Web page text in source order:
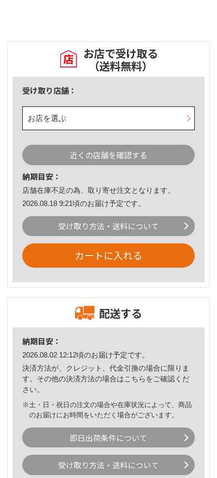
お店で受け取る
（送料無料）
受け取り店舗：
お店を選ぶ
近くの店舗を確認する
納期目安：
店舗在庫不足の為、取り寄せ注文となります。
2026.08.18 9:21頃のお届け予定です。
受け取り方法・送料について
カートに入れる
配送する
納期目安：
2026.08.02 12:12頃のお届け予定です。
決済方法が、クレジット、代金引換の場合に限りま
す。その他の決済方法の場合はこちら をご確認くだ
さい。
※土・日・祝日の注文の場合や在庫状況によって、商品
のお届けにお時間をいただく場合がございます。
即日出荷条件について
受け取り方法・送料について